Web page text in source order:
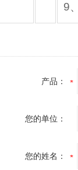
9
产品：
您的单位：
您的姓名：